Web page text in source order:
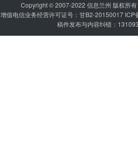
Copyright © 2007-2022 信息兰州 版权所
增值电信业务经营许可证号：甘B2-20150017 ICP
稿件发布与内容纠错：